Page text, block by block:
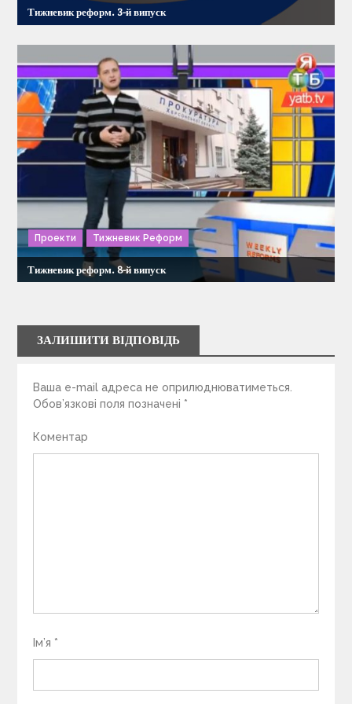
Тижневик реформ. 3-й випуск
Проекти Тижневик Реформ
Тижневик реформ. 8-й випуск
ЗАЛИШИТИ ВІДПОВІДЬ
Ваша e-mail адреса не оприлюднюватиметься.
Обов’язкові поля позначені *
Коментар
Ім’я *